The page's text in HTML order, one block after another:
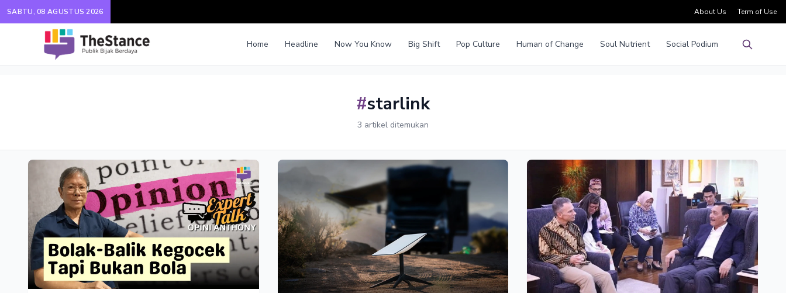
SABTU, 08 AGUSTUS 2026 About Us Term of Use
Home Headline Now You Know Big Shift Pop Culture Human of Change Soul Nutrient
Social Podium
#starlink
3 artikel ditemukan